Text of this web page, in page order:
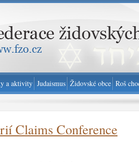
- www.fzo.cz
Claims Conference
a aktivity Judaismus Židovské obce Roš